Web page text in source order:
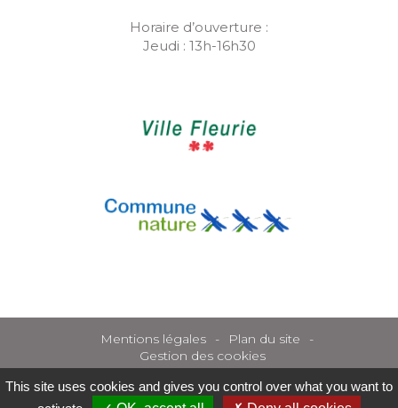
Horaire d’ouverture :
Jeudi : 13h-16h30
Mentions légales
Plan du site
Gestion des cookies
This site uses cookies and gives you control over what you want to